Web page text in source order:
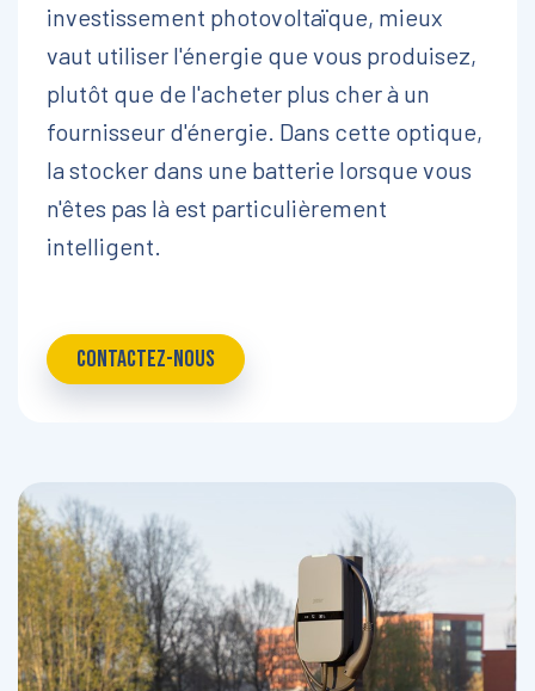
investissement photovoltaïque, mieux
vaut utiliser l'énergie que vous produisez,
plutôt que de l'acheter plus cher à un
fournisseur d'énergie. Dans cette optique,
la stocker dans une batterie lorsque vous
n'êtes pas là est particulièrement
intelligent.
CONTACTEZ-NOUS